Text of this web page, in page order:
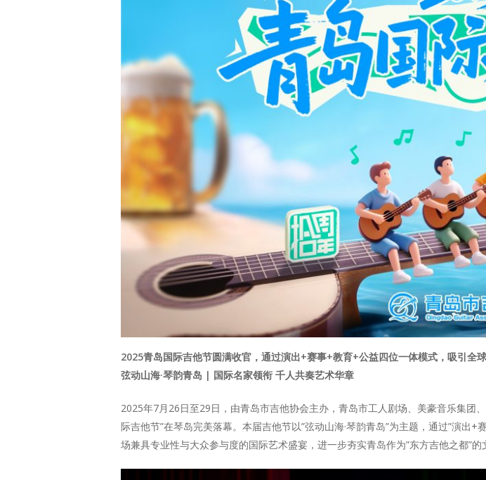
2025青岛国际吉他节圆满收官，通过演出+赛事+教育+公益四位一体模式，吸引全
弦动山海·琴韵青岛 | 国际名家领衔 千人共奏艺术华章
2025年7月26日至29日，由青岛市吉他协会主办，青岛市工人剧场、美豪音乐集
际吉他节”在琴岛完美落幕。本届吉他节以”弦动山海·琴韵青岛”为主题，通过”演
场兼具专业性与大众参与度的国际艺术盛宴，进一步夯实青岛作为”东方吉他之都”的